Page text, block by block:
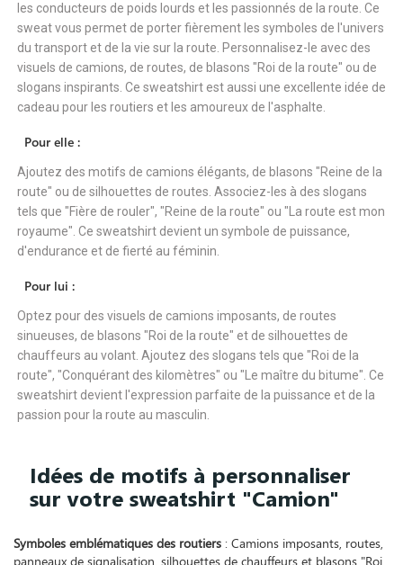
les conducteurs de poids lourds et les passionnés de la route. Ce
sweat vous permet de porter fièrement les symboles de l'univers
du transport et de la vie sur la route. Personnalisez-le avec des
visuels de camions, de routes, de blasons "Roi de la route" ou de
slogans inspirants. Ce sweatshirt est aussi une excellente idée de
cadeau pour les routiers et les amoureux de l'asphalte.
Pour elle :
Ajoutez des motifs de camions élégants, de blasons "Reine de la
route" ou de silhouettes de routes. Associez-les à des slogans
tels que "Fière de rouler", "Reine de la route" ou "La route est mon
royaume". Ce sweatshirt devient un symbole de puissance,
d'endurance et de fierté au féminin.
Pour lui :
Optez pour des visuels de camions imposants, de routes
sinueuses, de blasons "Roi de la route" et de silhouettes de
chauffeurs au volant. Ajoutez des slogans tels que "Roi de la
route", "Conquérant des kilomètres" ou "Le maître du bitume". Ce
sweatshirt devient l'expression parfaite de la puissance et de la
passion pour la route au masculin.
Idées de motifs à personnaliser
sur votre sweatshirt "Camion"
Symboles emblématiques des routiers : Camions imposants, routes,
panneaux de signalisation, silhouettes de chauffeurs et blasons "Roi